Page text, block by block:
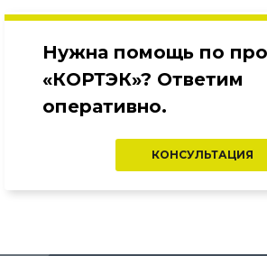
Нужна помощь по
«КОРТЭК»? Ответим
оперативно.
КОНСУЛЬТАЦИЯ